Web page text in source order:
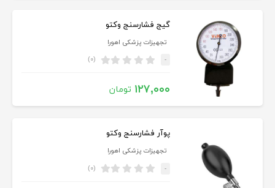
گیج فشارسنج وکتو
تجهیزات پزشکی اهورا
- (۰)
۱۲۷,۰۰۰ تومان
پوآر فشارسنج وکتو
تجهیزات پزشکی اهورا
- (۰)